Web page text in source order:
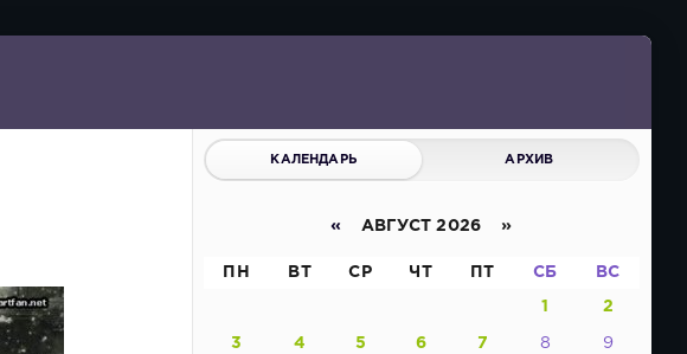
КАЛЕНДАРЬ АРХИВ
« АВГУСТ 2026 »
ПН ВТ СР ЧТ ПТ СБ ВС
1 2
3 4 5 6 7 8 9